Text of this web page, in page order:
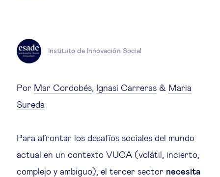
Social
Instituto de Innovación Social
Por Mar Cordobés, Ignasi Carreras & Maria
Sureda
Para afrontar los desafíos sociales del mundo
actual en un contexto VUCA (volátil, incierto,
complejo y ambiguo), el tercer sector necesita